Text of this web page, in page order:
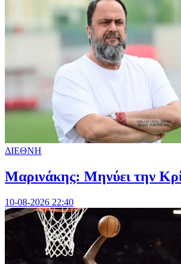
ΔΙΕΘΝΗ
Μαρινάκης: Μηνύει την
10-08-2026 22:40